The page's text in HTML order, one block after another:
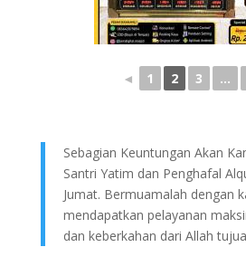
◄ 1 2 3 ...
Sebagian Keuntungan Akan
Santri Yatim dan Penghafal
Jumat. Bermuamalah dengan
mendapatkan pelayanan
dan keberkahan dari Allah